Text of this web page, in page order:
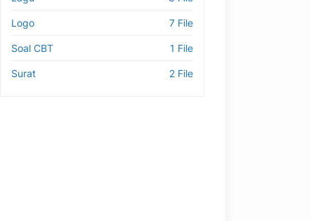
Logo 7 File
Soal CBT 1 File
Surat 2 File